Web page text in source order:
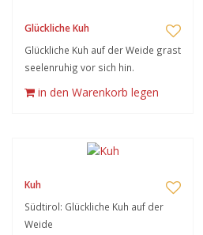
Glückliche Kuh
Glückliche Kuh auf der Weide grast
seelenruhig vor sich hin.
in den Warenkorb legen
Kuh
Südtirol: Glückliche Kuh auf der
Weide